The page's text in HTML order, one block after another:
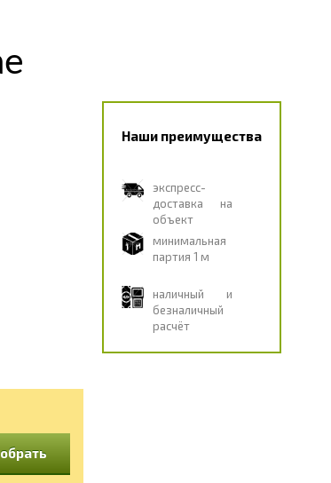
Наши преимущества
экспресс-
доставка на
объект
минимальная
партия 1 м
наличный и
безналичный
расчёт